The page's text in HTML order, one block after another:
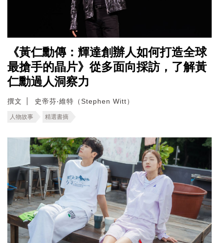
《黃仁勳傳：輝達創辦人如何打造全球
最搶手的晶片》從多面向採訪，了解黃
仁勳過人洞察力
撰文 史帝芬‧維特（Stephen Witt）
人物故事 精選書摘